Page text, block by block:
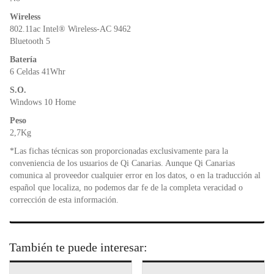
Wireless
802.11ac Intel® Wireless-AC 9462
Bluetooth 5
Batería
6 Celdas 41Whr
S.O.
Windows 10 Home
Peso
2,7Kg
*Las fichas técnicas son proporcionadas exclusivamente para la
conveniencia de los usuarios de Qi Canarias. Aunque Qi Canarias
comunica al proveedor cualquier error en los datos, o en la traducción al
español que localiza, no podemos dar fe de la completa veracidad o
corrección de esta información.
También te puede interesar: